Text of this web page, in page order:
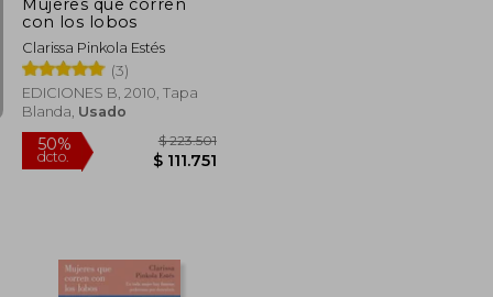
con los lobos
Clarissa Pinkola Estés
(3)
EDICIONES B, 2010, Tapa
Blanda, Usado